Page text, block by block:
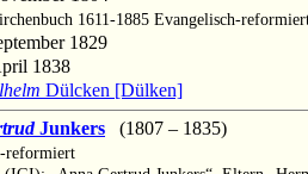
1611-1885 Evangelisch-
1829
1838
Dülcken [Dülken]
Junkers (1807 – 1835)
reformiert